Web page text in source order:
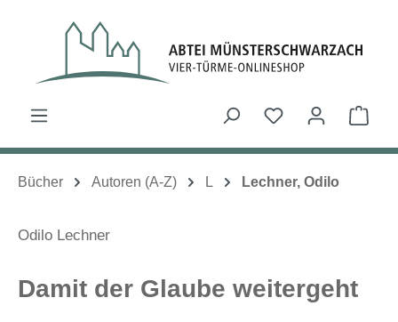
Zum Hauptinhalt springen
Du hast 0
Bücher Autoren (A-Z) L Lechner, Odilo
Odilo Lechner
Damit der Glaube weitergeht